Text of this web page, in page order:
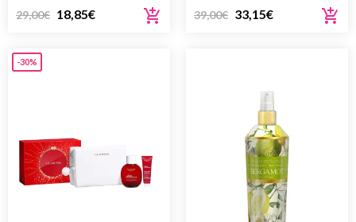
29,00€ 18,85€ 39,00€ 33,15€
-30%